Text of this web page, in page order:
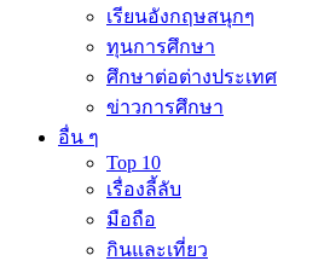
เรียนอังกฤษสนุกๆ
ทุนการศึกษา
ศึกษาต่อต่างประเทศ
ข่าวการศึกษา
อื่น ๆ
Top 10
เรื่องลี้ลับ
มือถือ
กินและเที่ยว